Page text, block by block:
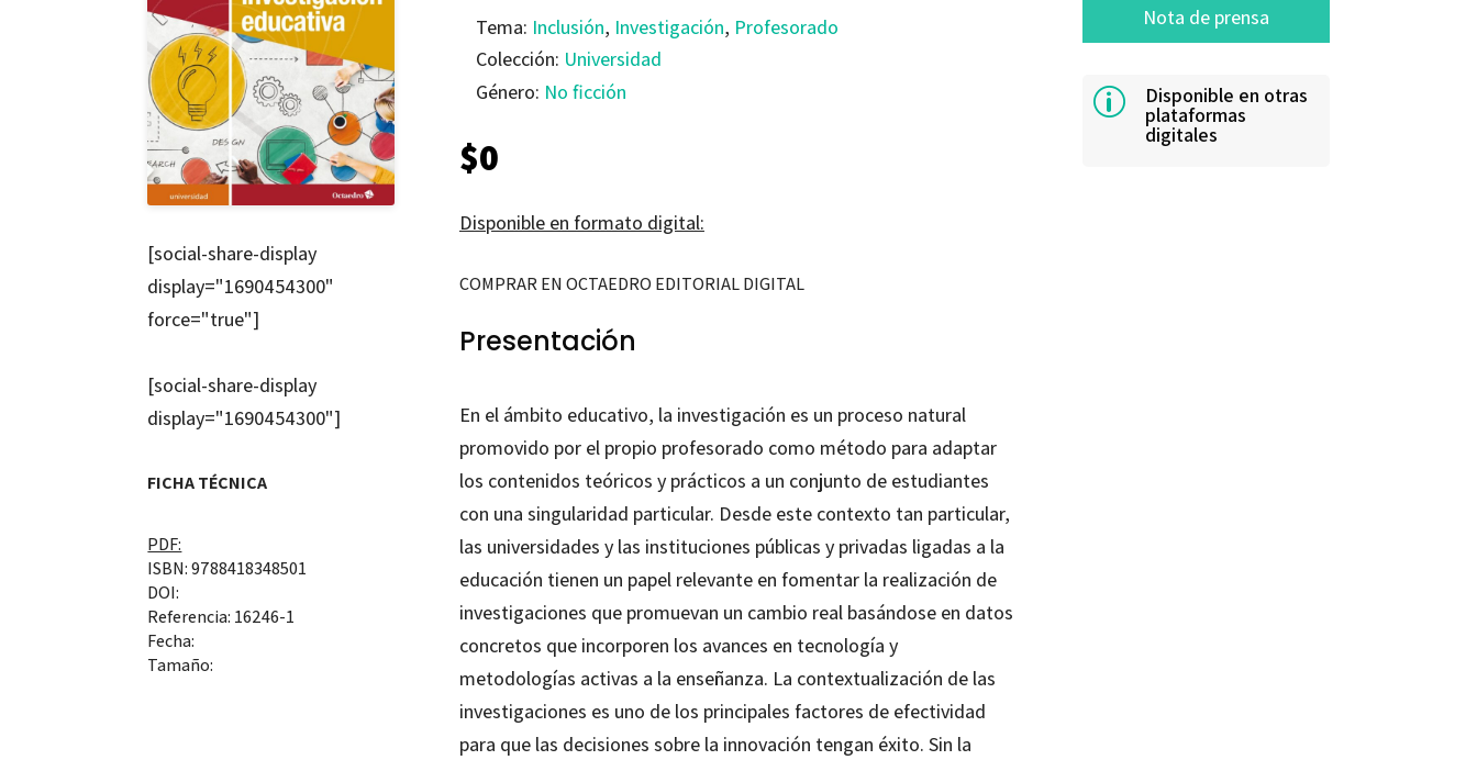
[social-share-display
display="1690454300"
force="true"]
[social-share-display
display="1690454300"]
FICHA TÉCNICA
PDF:
ISBN: 9788418348501
DOI:
Referencia: 16246-1
Fecha:
Tamaño:
Tema: Inclusión, Investigación, Profesorado
Colección: Universidad
Género: No ficción
$0
Disponible en formato digital:
COMPRAR EN OCTAEDRO EDITORIAL DIGITAL
Presentación
En el ámbito educativo, la investigación es un proceso natural
promovido por el propio profesorado como método para adaptar
los contenidos teóricos y prácticos a un conjunto de estudiantes
con una singularidad particular. Desde este contexto tan particular,
las universidades y las instituciones públicas y privadas ligadas a la
educación tienen un papel relevante en fomentar la realización de
investigaciones que promuevan un cambio real basándose en datos
concretos que incorporen los avances en tecnología y
metodologías activas a la enseñanza. La contextualización de las
investigaciones es uno de los principales factores de efectividad
para que las decisiones sobre la innovación tengan éxito. Sin la
Nota de prensa
p Disponible en otras
plataformas
digitales